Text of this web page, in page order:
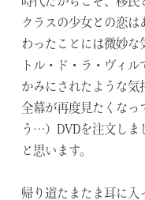
時代だからこそ、移民
クラスの少女との恋
わったことには微妙
トル・ド・ラ・ヴィ
かみにされたような気
全幕が再度見たくなっ
う…）DVDを注文しま
と思います。
帰り道たまたま耳に入